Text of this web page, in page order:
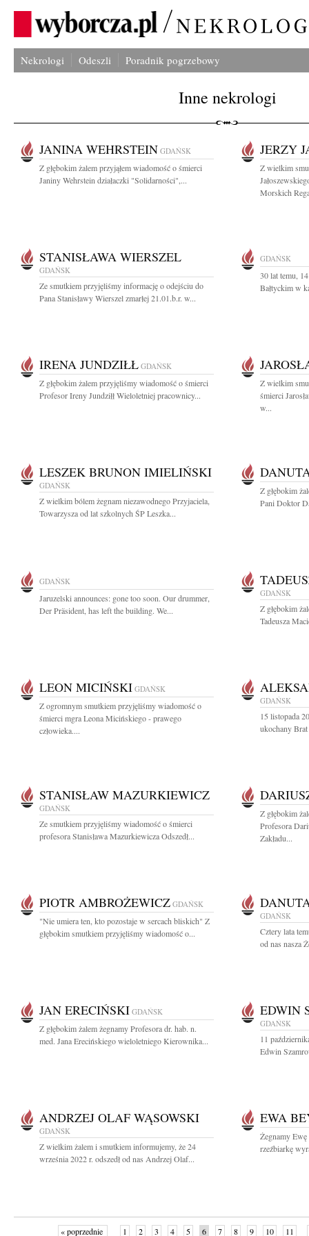
Nekrologi Odeszli Poradnik pogrzebowy
Inne nekrologi
JANINA WEHRSTEIN GDAŃSK
Z głębokim żalem przyjąłem wiadomość o śmierci
Janiny Wehrstein działaczki "Solidarności",...
JERZY
Z wielkim
Morskich
STANISŁAWA WIERSZEL
GDAŃSK
Ze smutkiem przyjęliśmy informację o odejściu do
Pana Stanisławy Wierszel zmarłej 21.01.b.r. w...
GDAŃSK
30 lat temu,
Bałtyckim w
IRENA JUNDZIŁŁ GDAŃSK
Z głębokim żalem przyjęliśmy wiadomość o śmierci
Profesor Ireny Jundziłł Wieloletniej pracownicy...
Z wielkim
śmierci
w...
LESZEK BRUNON IMIELIŃSKI
GDAŃSK
Z wielkim bólem żegnam niezawodnego Przyjaciela,
Towarzysza od lat szkolnych ŚP Leszka...
Z głębokim
Pani Doktor
GDAŃSK
Jaruzelski announces: gone too soon. Our drummer,
Der Präsident, has left the building. We...
GDAŃSK
Z głębokim
Tadeusza
LEON MICIŃSKI GDAŃSK
Z ogromnym smutkiem przyjęliśmy wiadomość o
śmierci mgra Leona Micińskiego - prawego
człowieka....
GDAŃSK
15 listopada
ukochany
STANISŁAW MAZURKIEWICZ
GDAŃSK
Ze smutkiem przyjęliśmy wiadomość o śmierci
profesora Stanisława Mazurkiewicza Odszedł...
Z głębokim
Profesora
Zakładu...
PIOTR AMBROŻEWICZ GDAŃSK
"Nie umiera ten, kto pozostaje w sercach bliskich" Z
głębokim smutkiem przyjęliśmy wiadomość o...
GDAŃSK
Cztery lata
od nas nasza
JAN ERECIŃSKI GDAŃSK
Z głębokim żalem żegnamy Profesora dr. hab. n.
med. Jana Erecińskiego wieloletniego Kierownika...
EDWIN
GDAŃSK
11
Edwin
ANDRZEJ OLAF WĄSOWSKI
GDAŃSK
Z wielkim żalem i smutkiem informujemy, że 24
września 2022 r. odszedł od nas Andrzej Olaf...
EWA
Żegnamy
rzeźbiarkę
« poprzednie 1 2 3 4 5 6 7 8 9 10 11